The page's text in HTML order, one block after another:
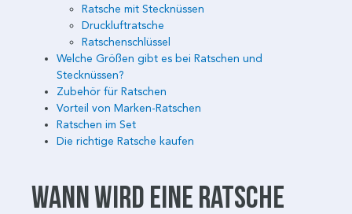
Ratsche mit Stecknüssen
Druckluftratsche
Ratschenschlüssel
Welche Größen gibt es bei Ratschen und
Stecknüssen?
Zubehör für Ratschen
Vorteil von Marken-Ratschen
Ratschen im Set
Die richtige Ratsche kaufen
Wann wird eine Ratsche